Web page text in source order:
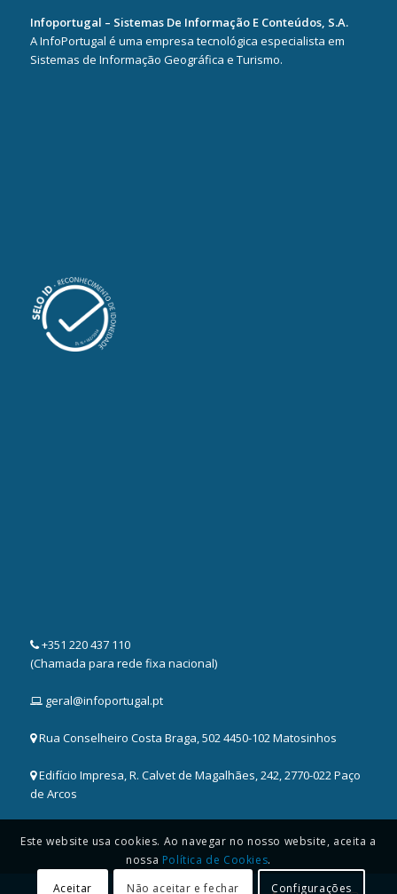
Infoportugal – Sistemas De Informação E Conteúdos, S.A.
A InfoPortugal é uma empresa tecnológica especialista em
Sistemas de Informação Geográfica e Turismo.
+351 220 437 110
(Chamada para rede fixa nacional)
geral@infoportugal.pt
Rua Conselheiro Costa Braga, 502 4450-102 Matosinhos
Edifício Impresa, R. Calvet de Magalhães, 242, 2770-022 Paço
de Arcos
Este website usa cookies. Ao navegar no nosso website, aceita a
nossa Política de Cookies.
Aceitar
Não aceitar e fechar Configurações